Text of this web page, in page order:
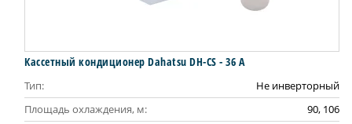
Кассетный кондиционер Dahatsu DH-CS - 36 А
Тип:
Не инверторный
Площадь охлаждения, м:
90, 106